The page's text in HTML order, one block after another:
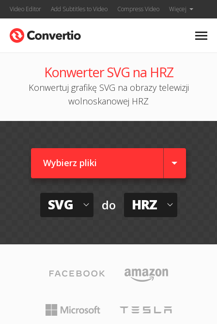
Video Editor Add Subtitles to Video Compress Video Więcej
Konwerter SVG na HRZ
Konwertuj grafikę SVG na obrazy telewizji
wolnoskanowej HRZ
Wybierz pliki
SVG do HRZ